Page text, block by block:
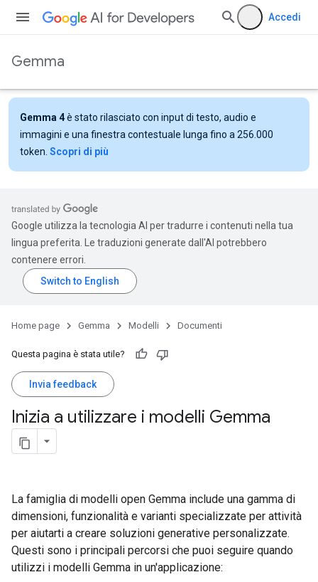
Accedi
Gemma
Gemma 4è stato rilasciato con input di testo, audio e
immagini e una finestra contestuale lunga fino a 256.000
token. Scopri di più
Google utilizza la tecnologia AI per tradurre i contenuti nella tua
lingua preferita. Le traduzioni generate dall'AI potrebbero
contenere errori.
Home page Gemma Modelli Documenti
Questa pagina è stata utile?
Invia feedback
Inizia a utilizzare i modelli Gemma
La famiglia di modelli open Gemma include una gamma di
dimensioni, funzionalità e varianti specializzate per attività
per aiutarti a creare soluzioni generative personalizzate.
Questi sono i principali percorsi che puoi seguire quando
utilizzi i modelli Gemma in un'applicazione: